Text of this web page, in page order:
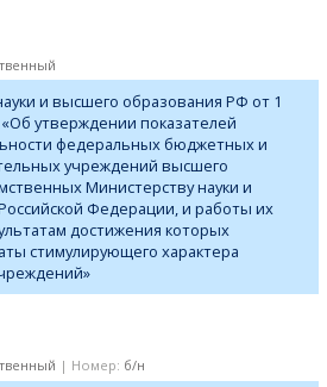
и высшего образования РФ от 1
утверждении показателей
федеральных бюджетных и
учреждений высшего
Министерству науки и
Федерации, и работы их
достижения которых
стимулирующего характера
| Номер: б/н